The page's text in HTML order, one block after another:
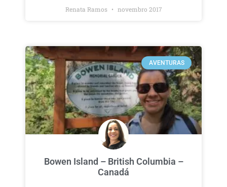
Renata Ramos novembro 2017
AVENTURAS
Bowen Island – British Columbia –
Canadá